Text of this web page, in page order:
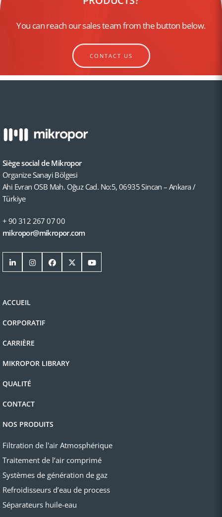
You can reach our sales team from the button below.
CONTACT US
Siège social de Mikropor
Organize Sanayi Bölgesi
Ahi Evran OSB Mah. Oğuz Cad. No:5, 06935 Sincan – Ankara /
Türkiye
+ 90 312 267 07 00
mikropor@mikropor.com
ACCUEIL
CORPORATIF
CARRIÈRE
MIKROPOR LIBRARY
QUALITÉ
CONTACT
NOS PRODUITS
Filtration de l'air Atmosphérique
Traitement de l’air comprimé
Systèmes de génération de gaz
Refroidisseurs d’eau de process
Séparateurs huile-eau